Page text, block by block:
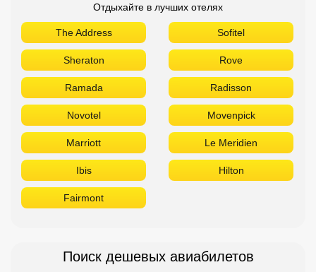
Отдыхайте в лучших отелях
The Address Sofitel
Sheraton Rove
Ramada Radisson
Novotel Movenpick
Marriott Le Meridien
Ibis Hilton
Fairmont
Поиск дешевых авиабилетов